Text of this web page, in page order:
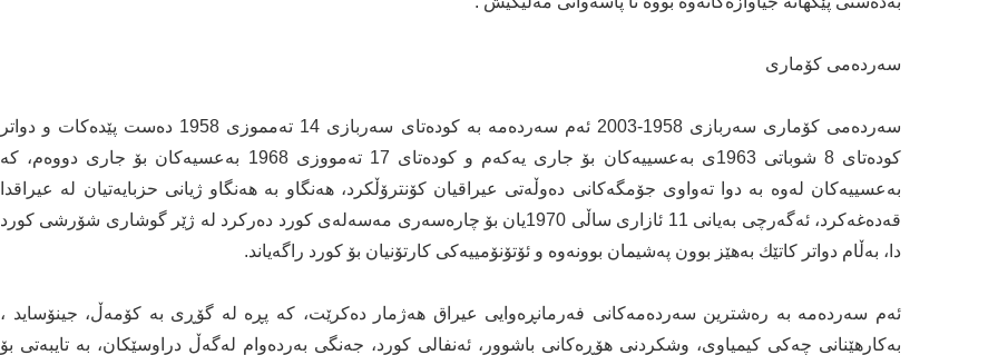
سه‌رده‌می‌ كۆماری‌
سه‌رده‌می‌ كۆماری‌ سه‌ربازی‌ 1958-2003 ئه‌م سه‌رده‌مه‌ به‌ كوده‌تای‌ سه‌ربازی‌ 14 ته‌مموزی‌ 1958 ده‌ست پێده‌كات و دواتر
كوده‌تای‌ 8 شوباتی‌ 1963ی‌ به‌عسییه‌كان بۆ جاری‌ یه‌كه‌م و كوده‌تای‌ 17 ته‌مووزی‌ 1968 به‌عسیه‌كان بۆ جاری‌ دووه‌م، كه‌
به‌عسییه‌كان له‌وه‌ به‌ دوا ته‌واوی‌ جۆمگه‌كانی‌ ده‌وڵه‌تی‌ عیراقیان كۆنترۆڵكرد، هه‌نگاو به‌ هه‌نگاو ژیانی‌ حزبایه‌تیان له‌ عیراقدا
قه‌ده‌غه‌كرد، ئه‌گه‌رچی‌ به‌یانی‌ 11 ئازاری‌ ساڵی‌ 1970یان بۆ چاره‌سه‌ری‌ مه‌سه‌له‌ی‌ كورد ده‌ركرد له‌ ژێر گوشاری‌ شۆرشی‌ كورد
دا، به‌ڵام دواتر كاتێك به‌هێز بوون په‌شیمان بوونه‌وه‌ و ئۆتۆنۆمییه‌كی‌ كارتۆنیان بۆ كورد راگه‌یاند.
ئه‌م سه‌رده‌مه‌ به‌ ره‌شترین سه‌رده‌مه‌كانی‌ فه‌رمانڕه‌وایی‌ عیراق هه‌ژمار ده‌كرێت، كه‌ پڕه‌ له‌ گۆڕی‌ به‌ كۆمه‌ڵ، جینۆساید ،
به‌كارهێنانی‌ چه‌كی‌ كیمیاوی‌، وشكردنی‌ هۆڕه‌كانی‌ باشوور، ئه‌نفالی‌ كورد، جه‌نگی‌ به‌رده‌وام له‌گه‌ڵ دراوسێكان، به‌ تایبه‌تی‌ بۆ